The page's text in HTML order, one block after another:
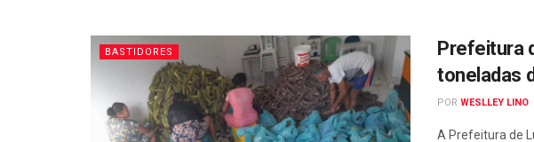
BASTIDORES
Prefeitura
toneladas
POR WESLLEY LINO
A Prefeitura de